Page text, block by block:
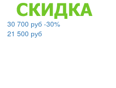
30 700 руб -30%
21 500 руб